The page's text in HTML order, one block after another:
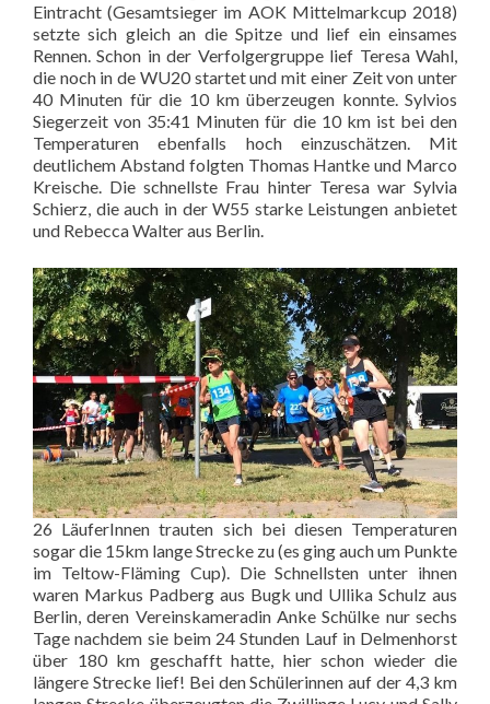
Eintracht (Gesamtsieger im AOK Mittelmarkcup 2018)
setzte sich gleich an die Spitze und lief ein einsames
Rennen. Schon in der Verfolgergruppe lief Teresa Wahl,
die noch in de WU20 startet und mit einer Zeit von unter
40 Minuten für die 10 km überzeugen konnte. Sylvios
Siegerzeit von 35:41 Minuten für die 10 km ist bei den
Temperaturen ebenfalls hoch einzuschätzen. Mit
deutlichem Abstand folgten Thomas Hantke und Marco
Kreische. Die schnellste Frau hinter Teresa war Sylvia
Schierz, die auch in der W55 starke Leistungen anbietet
und Rebecca Walter aus Berlin.
26 LäuferInnen trauten sich bei diesen Temperaturen
sogar die 15km lange Strecke zu (es ging auch um Punkte
im Teltow-Fläming Cup). Die Schnellsten unter ihnen
waren Markus Padberg aus Bugk und Ullika Schulz aus
Berlin, deren Vereinskameradin Anke Schülke nur sechs
Tage nachdem sie beim 24 Stunden Lauf in Delmenhorst
über 180 km geschafft hatte, hier schon wieder die
längere Strecke lief! Bei den Schülerinnen auf der 4,3 km